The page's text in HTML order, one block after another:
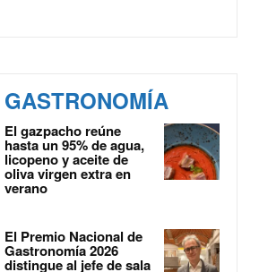
GASTRONOMÍA
El gazpacho reúne
hasta un 95% de agua,
licopeno y aceite de
oliva virgen extra en
verano
El Premio Nacional de
Gastronomía 2026
distingue al jefe de sala